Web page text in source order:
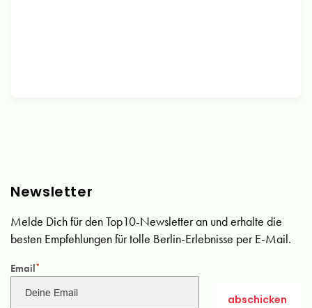
Newsletter
Melde Dich für den Top10-Newsletter an und erhalte die
besten Empfehlungen für tolle Berlin-Erlebnisse per E-Mail.
Email*